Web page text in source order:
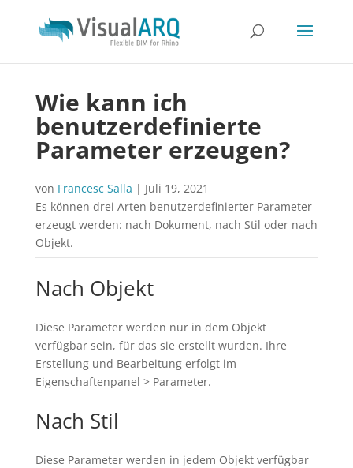
Wie kann ich
benutzerdefinierte
Parameter erzeugen?
von Francesc Salla | Juli 19, 2021
Es können drei Arten benutzerdefinierter Parameter
erzeugt werden: nach Dokument, nach Stil oder nach
Objekt.
Nach Objekt
Diese Parameter werden nur in dem Objekt
verfügbar sein, für das sie erstellt wurden. Ihre
Erstellung und Bearbeitung erfolgt im
Eigenschaftenpanel > Parameter.
Nach Stil
Diese Parameter werden in jedem Objekt verfügbar